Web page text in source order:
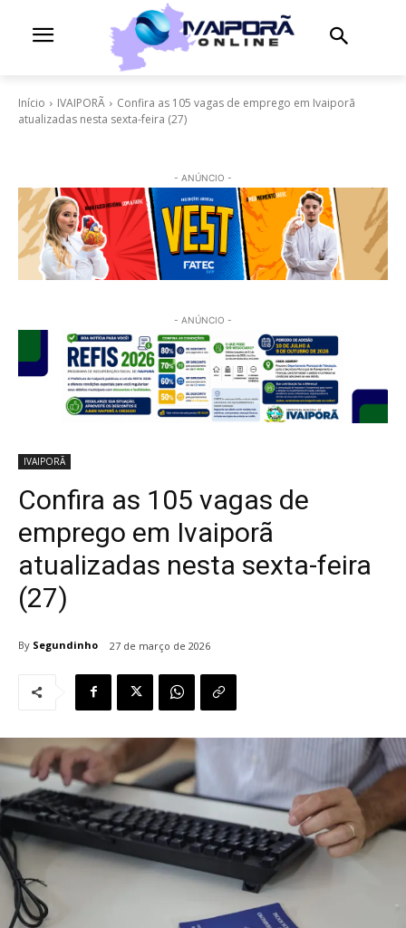
Início IVAIPORÃ
Confira as 105 vagas de emprego em Ivaiporã
atualizadas nesta sexta-feira (27)
- ANÚNCIO -
- ANÚNCIO -
IVAIPORÃ
Confira as 105 vagas de
emprego em Ivaiporã
atualizadas nesta sexta-feira
(27)
By Segundinho 27 de março de 2026